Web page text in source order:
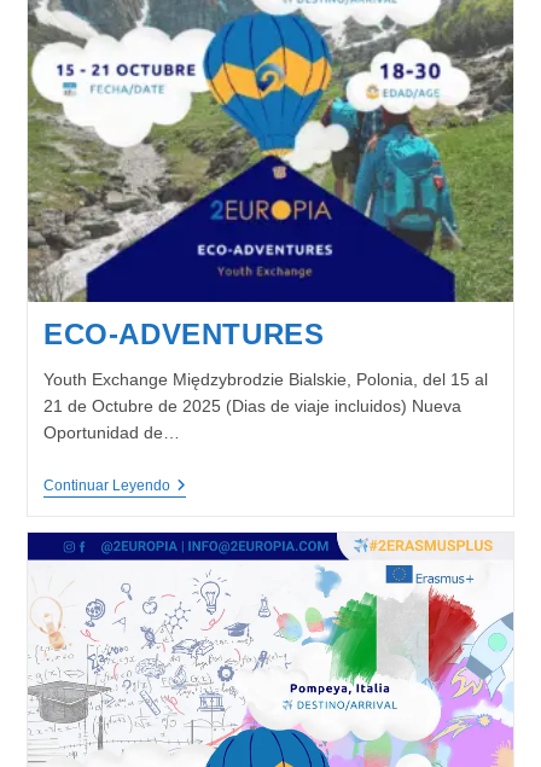
ECO-ADVENTURES
Youth Exchange Międzybrodzie Bialskie, Polonia, del 15 al
21 de Octubre de 2025 (Dias de viaje incluidos) Nueva
Oportunidad de…
Continuar LeyendoECO-